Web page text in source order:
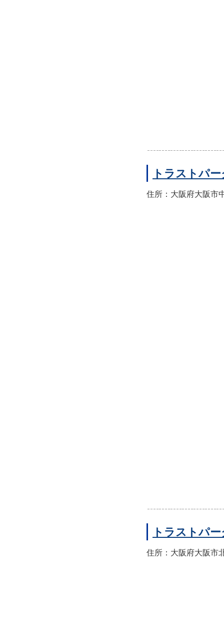
トラストパ
住所：大阪府大阪市
トラストパ
住所：大阪府大阪市